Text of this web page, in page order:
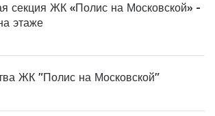
секция ЖК «Полис на Московской» -
этаже
ЖК "Полис на Московской"